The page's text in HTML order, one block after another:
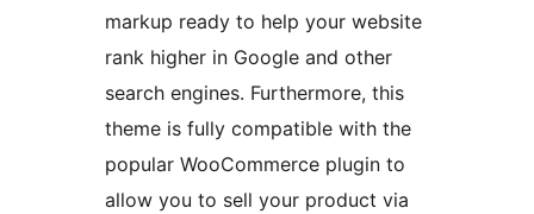
markup ready to help your website
rank higher in Google and other
search engines. Furthermore, this
theme is fully compatible with the
popular WooCommerce plugin to
allow you to sell your product via